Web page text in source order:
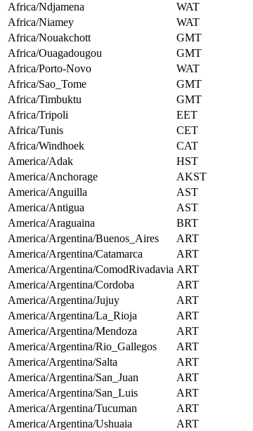
Africa/Ndjamena
WAT
Africa/Niamey
WAT
Africa/Nouakchott
GMT
Africa/Ouagadougou
GMT
Africa/Porto-Novo
WAT
Africa/Sao_Tome
GMT
Africa/Timbuktu
GMT
Africa/Tripoli
EET
Africa/Tunis
CET
Africa/Windhoek
CAT
America/Adak
HST
America/Anchorage
AKST
America/Anguilla
AST
America/Antigua
AST
America/Araguaina
BRT
America/Argentina/Buenos_Aires
ART
America/Argentina/Catamarca
ART
America/Argentina/ComodRivadavia ART
America/Argentina/Cordoba
ART
America/Argentina/Jujuy
ART
America/Argentina/La_Rioja
ART
America/Argentina/Mendoza
ART
America/Argentina/Rio_Gallegos
ART
America/Argentina/Salta
ART
America/Argentina/San_Juan
ART
America/Argentina/San_Luis
ART
America/Argentina/Tucuman
ART
America/Argentina/Ushuaia
ART